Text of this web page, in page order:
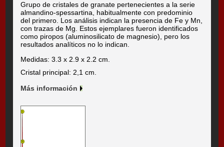
Grupo de cristales de granate pertenecientes a la serie
almandino-spessartina, habitualmente con predominio
del primero. Los análisis indican la presencia de Fe y Mn,
con trazas de Mg. Estos ejemplares fueron identificados
como piropos (aluminosilicato de magnesio), pero los
resultados analíticos no lo indican.
Medidas: 3.3 x 2.9 x 2.2 cm.
Cristal principal: 2,1 cm.
Más información